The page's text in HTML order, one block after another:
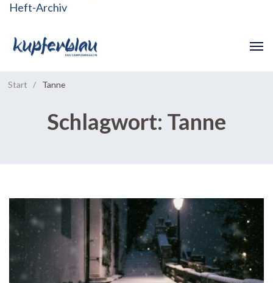
Heft-Archiv
Start / Tanne
Schlagwort: Tanne